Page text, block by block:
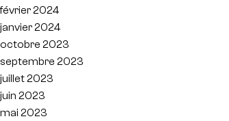
février 2024
janvier 2024
octobre 2023
septembre 2023
juillet 2023
juin 2023
mai 2023